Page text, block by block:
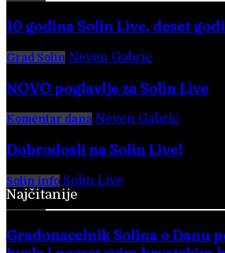
10 godina Solin Live, deset
Grad Solin Neven Gabrić
NOVO poglavlje za Solin Live
Komentar dana Neven Gabrić
Dobrodošli na Solin Live!
Solin info Solin Live
Najčitanije
Gradonačelnik Solina o Danu